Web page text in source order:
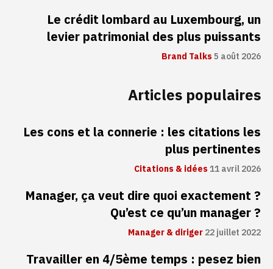
Le crédit lombard au Luxembourg, un
levier patrimonial des plus puissants
Brand Talks5 août 2026
Articles populaires
Les cons et la connerie : les citations les
plus pertinentes
Citations & idées11 avril 2026
Manager, ça veut dire quoi exactement ?
Qu’est ce qu’un manager ?
Manager & diriger22 juillet 2022
Travailler en 4/5ème temps : pesez bien